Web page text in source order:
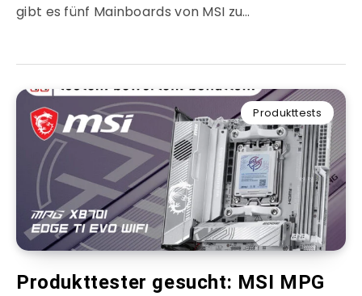
gibt es fünf Mainboards von MSI zu…
Produkttests
Produkttester gesucht: MSI MPG